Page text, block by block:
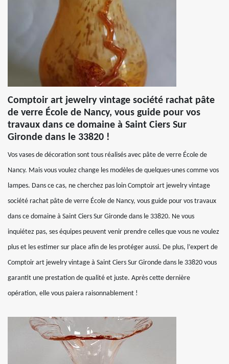
Comptoir art jewelry vintage société rachat pâte
de verre École de Nancy, vous guide pour vos
travaux dans ce domaine à Saint Ciers Sur
Gironde dans le 33820 !
Vos vases de décoration sont tous réalisés avec pâte de verre École de
Nancy. Mais vous voulez change les modèles de quelques-unes comme vos
lampes. Dans ce cas, ne cherchez pas loin Comptoir art jewelry vintage
société rachat pâte de verre École de Nancy, vous guide pour vos travaux
dans ce domaine à Saint Ciers Sur Gironde dans le 33820. Ne vous
inquiétez pas, ses équipes peuvent venir prendre celles que vous ne voulez
plus et les estimer sur place afin de les protéger aussi. De plus, l’expert de
Comptoir art jewelry vintage à Saint Ciers Sur Gironde dans le 33820 vous
garantit une prestation de qualité et juste. Après cette dernière
opération, elle vous paiera raisonnablement !